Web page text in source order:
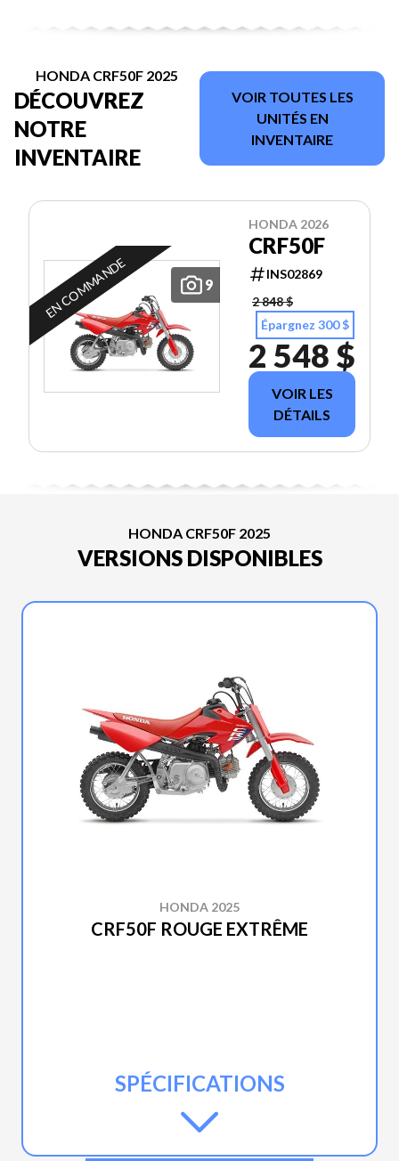
HONDA CRF50F 2025
DÉCOUVREZ
NOTRE
INVENTAIRE
VOIR TOUTES LES
UNITÉS EN
INVENTAIRE
9
EN COMMANDE
HONDA 2026
CRF50F
INS02869
2 848 $
Épargnez 300 $
2 548 $
VOIR LES
DÉTAILS
HONDA CRF50F 2025
VERSIONS DISPONIBLES
HONDA 2025
CRF50F ROUGE EXTRÊME
SPÉCIFICATIONS